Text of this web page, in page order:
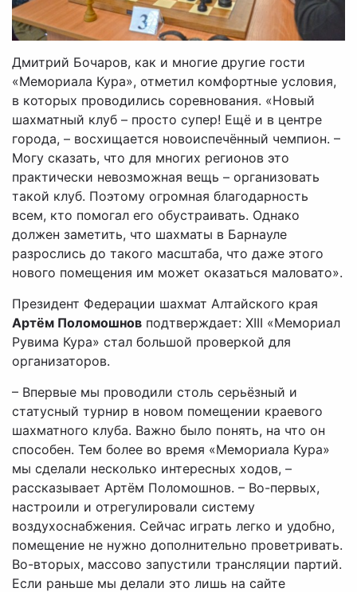
Дмитрий Бочаров, как и многие другие гости
«Мемориала Кура», отметил комфортные условия,
в которых проводились соревнования. «Новый
шахматный клуб – просто супер! Ещё и в центре
города, – восхищается новоиспечённый чемпион. –
Могу сказать, что для многих регионов это
практически невозможная вещь – организовать
такой клуб. Поэтому огромная благодарность
всем, кто помогал его обустраивать. Однако
должен заметить, что шахматы в Барнауле
разрослись до такого масштаба, что даже этого
нового помещения им может оказаться маловато».
Президент Федерации шахмат Алтайского края
Артём Поломошнов подтверждает: XIII «Мемориал
Рувима Кура» стал большой проверкой для
организаторов.
– Впервые мы проводили столь серьёзный и
статусный турнир в новом помещении краевого
шахматного клуба. Важно было понять, на что он
способен. Тем более во время «Мемориала Кура»
мы сделали несколько интересных ходов, –
рассказывает Артём Поломошнов. – Во-первых,
настроили и отрегулировали систему
воздухоснабжения. Сейчас играть легко и удобно,
помещение не нужно дополнительно проветривать.
Во-вторых, массово запустили трансляции партий.
Если раньше мы делали это лишь на сайте